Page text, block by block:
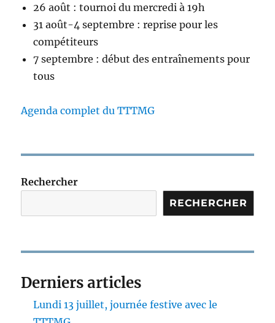
26 août : tournoi du mercredi à 19h
31 août-4 septembre : reprise pour les
compétiteurs
7 septembre : début des entraînements pour
tous
Agenda complet du TTTMG
Rechercher
RECHERCHER
Derniers articles
Lundi 13 juillet, journée festive avec le